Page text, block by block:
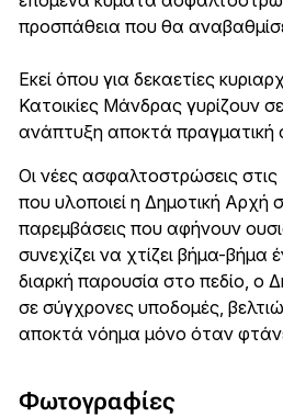
προσπάθεια που θα
Εκεί όπου για δεκαετίες
Κατοικίες Μάνδρας γυρίζουν
ανάπτυξη αποκτά πραγματική
Οι νέες ασφαλτοστρώσεις
που υλοποιεί η Δημοτική Αρχή
παρεμβάσεις που αφήνουν
συνεχίζει να χτίζει βήμα-
διαρκή παρουσία στο πεδίο, ο
σε σύγχρονες υποδομές,
αποκτά νόημα μόνο όταν
Φωτογραφίες